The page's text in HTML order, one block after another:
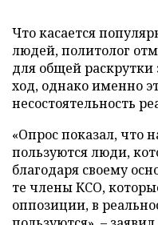
Что касается
людей, политолог
для общей
ход, однако именно
несостоятельность
«Опрос показал, что
пользуются люди,
благодаря своему
те члены КСО,
оппозиции, в